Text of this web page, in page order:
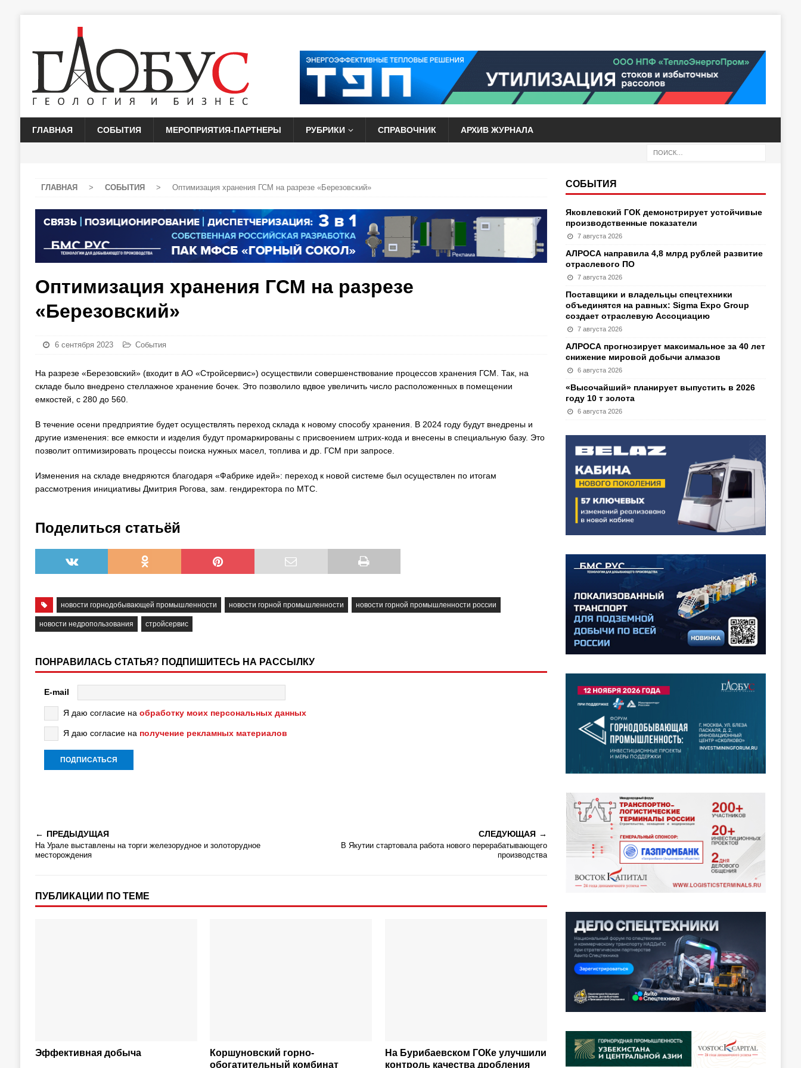
ГЛАВНАЯ СОБЫТИЯ МЕРОПРИЯТИЯ-ПАРТНЕРЫ РУБРИКИ СПРАВОЧНИК АРХИВ ЖУРНАЛА
ГЛАВНАЯ > СОБЫТИЯ > Оптимизация хранения ГСМ на разрезе «Березовский»
Оптимизация хранения ГСМ на разрезе
«Березовский»
6 сентября 2023 События
На разрезе «Березовский» (входит в АО «Стройсервис») осуществили совершенствование процессов хранения ГСМ. Так, на
складе было внедрено стеллажное хранение бочек. Это позволило вдвое увеличить число расположенных в помещении
емкостей, с 280 до 560.
В течение осени предприятие будет осуществлять переход склада к новому способу хранения. В 2024 году будут внедрены и
другие изменения: все емкости и изделия будут промаркированы с присвоением штрих-кода и внесены в специальную базу. Это
позволит оптимизировать процессы поиска нужных масел, топлива и др. ГСМ при запросе.
Изменения на складе внедряются благодаря «Фабрике идей»: переход к новой системе был осуществлен по итогам
рассмотрения инициативы Дмитрия Рогова, зам. гендиректора по МТС.
Поделиться статьёй
новости горнодобывающей промышленности новости горной промышленности новости горной промышленности россии
новости недропользования стройсервис
ПОНРАВИЛАСЬ СТАТЬЯ? ПОДПИШИТЕСЬ НА РАССЫЛКУ
E-mail
Я даю согласие на обработку моих персональных данных
Я даю согласие на получение рекламных материалов
ПРЕДЫДУЩАЯ
На Урале выставлены на торги железорудное и золоторудное
месторождения
СЛЕДУЮЩАЯ
В Якутии стартовала работа нового перерабатывающего
производства
ПУБЛИКАЦИИ ПО ТЕМЕ
Эффективная добыча
Коршуновский горно-
обогатительный комбинат
На Бурибаевском ГОКе улучшили
контроль качества дробления
СОБЫТИЯ
Яковлевский ГОК демонстрирует устойчивые
производственные показатели
7 августа 2026
АЛРОСА направила 4,8 млрд рублей развитие
отраслевого ПО
7 августа 2026
Поставщики и владельцы спецтехники
объединятся на равных: Sigma Expo Group
создает отраслевую Ассоциацию
7 августа 2026
АЛРОСА прогнозирует максимальное за 40 лет
снижение мировой добычи алмазов
6 августа 2026
«Высочайший» планирует выпустить в 2026
году 10 т золота
6 августа 2026